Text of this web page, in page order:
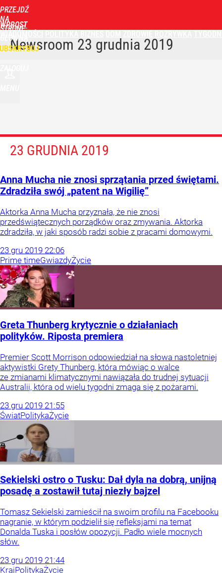
PRZEJDŹ
NA
STRONĘ
GŁÓWNĄ
WPROST
Newsroom 23 grudnia 2019
23 GRUDNIA 2019
Anna Mucha nie znosi sprzątania przed świętami.
Zdradziła swój „patent na Wigilię”
Aktorka Anna Mucha przyznała, że nie znosi
przedświątecznych porządków oraz zmywania. Aktorka
zdradziła, w jaki sposób radzi sobie z pracami domowymi.
23 gru 2019 22:06
Prime timeGwiazdyŻycie
Greta Thunberg krytycznie o działaniach
polityków. Riposta premiera
Premier Scott Morrison odpowiedział na słowa nastoletniej
aktywistki Grety Thunberg, która mówiąc o walce
ze zmianami klimatycznymi nawiązała do trudnej sytuacji
Australii, która od wielu tygodni zmaga się z pożarami.
23 gru 2019 21:55
ŚwiatPolitykaŻycie
Sekielski ostro o Tusku: Dał dyla na dobrą, unijną
posadę a zostawił tutaj niezły bajzel
Tomasz Sekielski zamieścił na swoim profilu na Facebooku
nagranie, w którym podzielił się refleksjami na temat
Donalda Tuska i posłów opozycji. Padło wiele mocnych
słów.
23 gru 2019 21:44
KrajPolitykaŻycie